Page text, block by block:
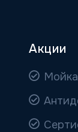
Акции